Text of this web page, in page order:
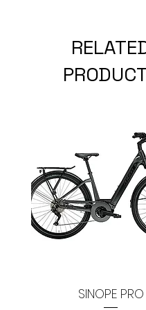
SINOPE PRO